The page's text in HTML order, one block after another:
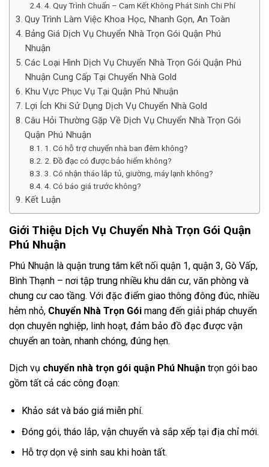
4. Quy Trình Chuẩn – Cam Kết Không Phát Sinh Chi Phí
Quy Trình Làm Việc Khoa Học, Nhanh Gọn, An Toàn
Bảng Giá Dịch Vụ Chuyển Nhà Trọn Gói Quận Phú
Nhuận
Các Loại Hình Dịch Vụ Chuyển Nhà Trọn Gói Quận Phú
Nhuận Cung Cấp Tại Chuyển Nhà Gold
Khu Vực Phục Vụ Tại Quận Phú Nhuận
Lợi Ích Khi Sử Dụng Dịch Vụ Chuyển Nhà Gold
Câu Hỏi Thường Gặp Về Dịch Vụ Chuyển Nhà Trọn Gói
Quận Phú Nhuận
1. Có hỗ trợ chuyển nhà ban đêm không?
2. Đồ đạc có được bảo hiểm không?
3. Có nhận tháo lắp tủ, giường, máy lạnh không?
4. Có báo giá trước không?
Kết Luận
Giới Thiệu Dịch Vụ Chuyển Nhà Trọn Gói Quận
Phú Nhuận
Phú Nhuận là quận trung tâm kết nối quận 1, quận 3, Gò Vấp,
Bình Thạnh – nơi tập trung nhiều khu dân cư, văn phòng và
chung cư cao tầng. Với đặc điểm giao thông đông đúc, nhiều
hẻm nhỏ, Chuyển Nhà Trọn Gói mang đến giải pháp chuyển
dọn chuyên nghiệp, linh hoạt, đảm bảo đồ đạc được vận
chuyển an toàn, nhanh chóng, đúng hẹn.
Dịch vụ chuyển nhà trọn gói quận Phú Nhuận trọn gói bao
gồm tất cả các công đoạn:
Khảo sát và báo giá miễn phí.
Đóng gói, tháo lắp, vận chuyển và sắp xếp tại địa chỉ mới.
Hỗ trợ dọn vệ sinh sau khi hoàn tất.